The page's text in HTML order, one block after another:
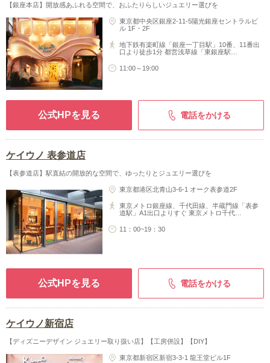
【銀座本店】開放感あふれる空間で、おふたりらしいジュエリー選びを
東京都中央区銀座2-11-5陽光銀座セントラルビ
ル 1F・2F
地下鉄有楽町線「銀座一丁目駅」10番、11番出
口より徒歩1分 都営浅草線「東銀座駅…
11:00～19:00
公式HPを見る 電話をかける
ケイウノ 表参道店
【表参道店】駅直結の開放的な空間で、ゆったりとジュエリー選びを
東京都港区北青山3-6-1 オーク表参道2F
東京メトロ銀座線、千代田線、半蔵門線「表参
道駅」A1出口よりすぐ 東京メトロ千代…
11：00~19：30
公式HPを見る 電話をかける
ケイウノ新宿店
【ディズニーデザイン ジュエリー取り扱い店】【工房併設】【DIY】
東京都新宿区新宿3-3-1 龍王堂ビル1F